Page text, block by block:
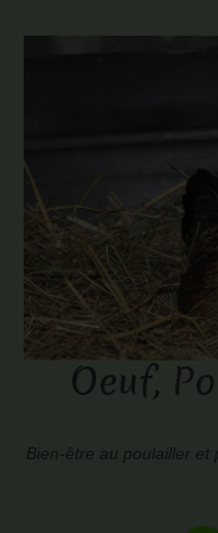
Oeuf,
Bien-être au poulailler et